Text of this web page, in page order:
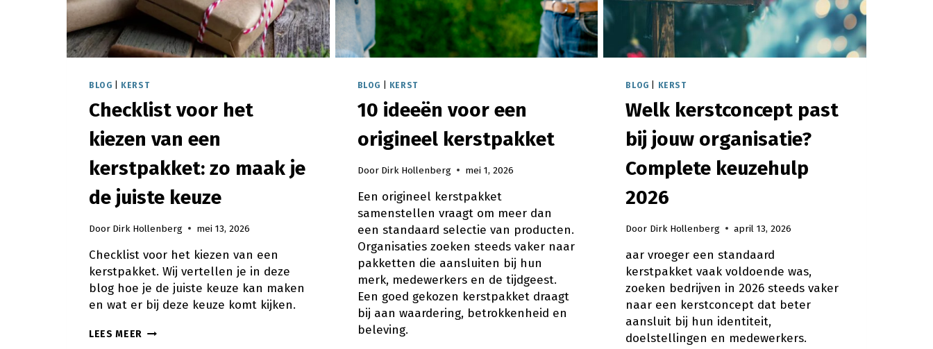
BLOG KERST
Checklist voor het
kiezen van een
kerstpakket: zo maak je
de juiste keuze
Door Dirk Hollenberg mei 13, 2026
Checklist voor het kiezen van een
kerstpakket. Wij vertellen je in deze
blog hoe je de juiste keuze kan maken
en wat er bij deze keuze komt kijken.
LEES MEER CHECKLIST
BLOG KERST
10 ideeën voor een
origineel kerstpakket
Door Dirk Hollenberg mei 1, 2026
Een origineel kerstpakket
samenstellen vraagt om meer dan
een standaard selectie van producten.
Organisaties zoeken steeds vaker naar
pakketten die aansluiten bij hun
merk, medewerkers en de tijdgeest.
Een goed gekozen kerstpakket draagt
bij aan waardering, betrokkenheid en
beleving.
BLOG KERST
Welk kerstconcept past
bij jouw organisatie?
Complete keuzehulp
2026
Door Dirk Hollenberg april 13, 2026
aar vroeger een standaard
kerstpakket vaak voldoende was,
zoeken bedrijven in 2026 steeds vaker
naar een kerstconcept dat beter
aansluit bij hun identiteit,
doelstellingen en medewerkers.